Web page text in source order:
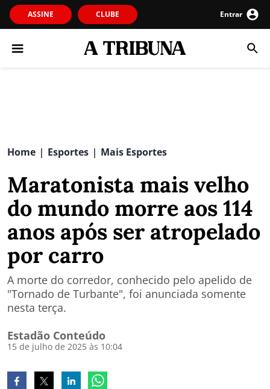
ASSINE CLUBE Entrar
Home | Esportes | Mais Esportes
Maratonista mais velho
do mundo morre aos 114
anos após ser atropelado
por carro
A morte do corredor, conhecido pelo apelido de
"Tornado de Turbante", foi anunciada somente
nesta terça.
Estadão Conteúdo
15 de julho de 2025 às 10:04